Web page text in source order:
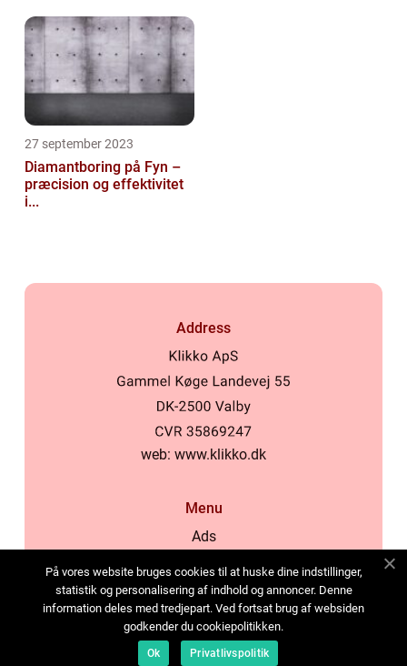
27 september 2023
Diamantboring på Fyn –
præcision og effektivitet
i...
Address
web: www.klikko.dk
Menu
Ads
Cookies
Contact
Sitemap
På vores website bruges cookies til at huske dine indstillinger,
statistik og personalisering af indhold og annoncer. Denne
information deles med tredjepart. Ved fortsat brug af websiden
godkender du cookiepolitikken.
Ok Privatlivspolitik